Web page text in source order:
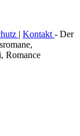
| Kontakt - Der
Romance